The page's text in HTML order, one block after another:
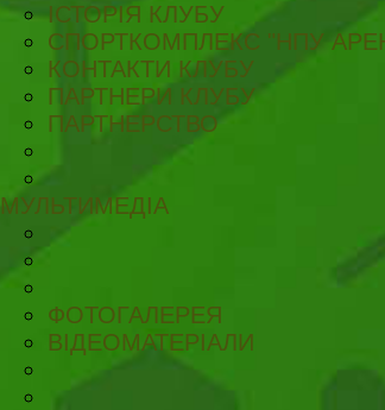
ІСТОРІЯ КЛУБУ
СПОРТКОМПЛЕКС "НПУ
КОНТАКТИ КЛУБУ
ПАРТНЕРИ КЛУБУ
ПАРТНЕРСТВО
МУЛЬТИМЕДІА
ФОТОГАЛЕРЕЯ
ВІДЕОМАТЕРІАЛИ